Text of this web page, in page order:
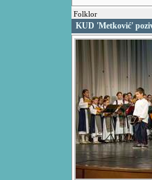
Folklor
KUD 'Metković'